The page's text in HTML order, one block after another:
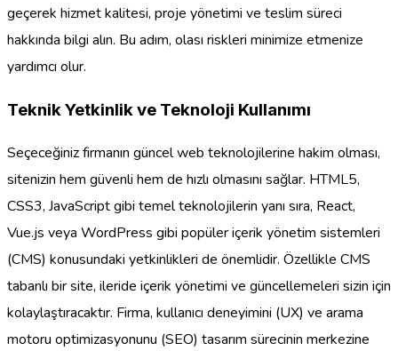
geçerek hizmet kalitesi, proje yönetimi ve teslim süreci
hakkında bilgi alın. Bu adım, olası riskleri minimize etmenize
yardımcı olur.
Teknik Yetkinlik ve Teknoloji Kullanımı
Seçeceğiniz firmanın güncel web teknolojilerine hakim olması,
sitenizin hem güvenli hem de hızlı olmasını sağlar. HTML5,
CSS3, JavaScript gibi temel teknolojilerin yanı sıra, React,
Vue.js veya WordPress gibi popüler içerik yönetim sistemleri
(CMS) konusundaki yetkinlikleri de önemlidir. Özellikle CMS
tabanlı bir site, ileride içerik yönetimi ve güncellemeleri sizin için
kolaylaştıracaktır. Firma, kullanıcı deneyimini (UX) ve arama
motoru optimizasyonunu (SEO) tasarım sürecinin merkezine